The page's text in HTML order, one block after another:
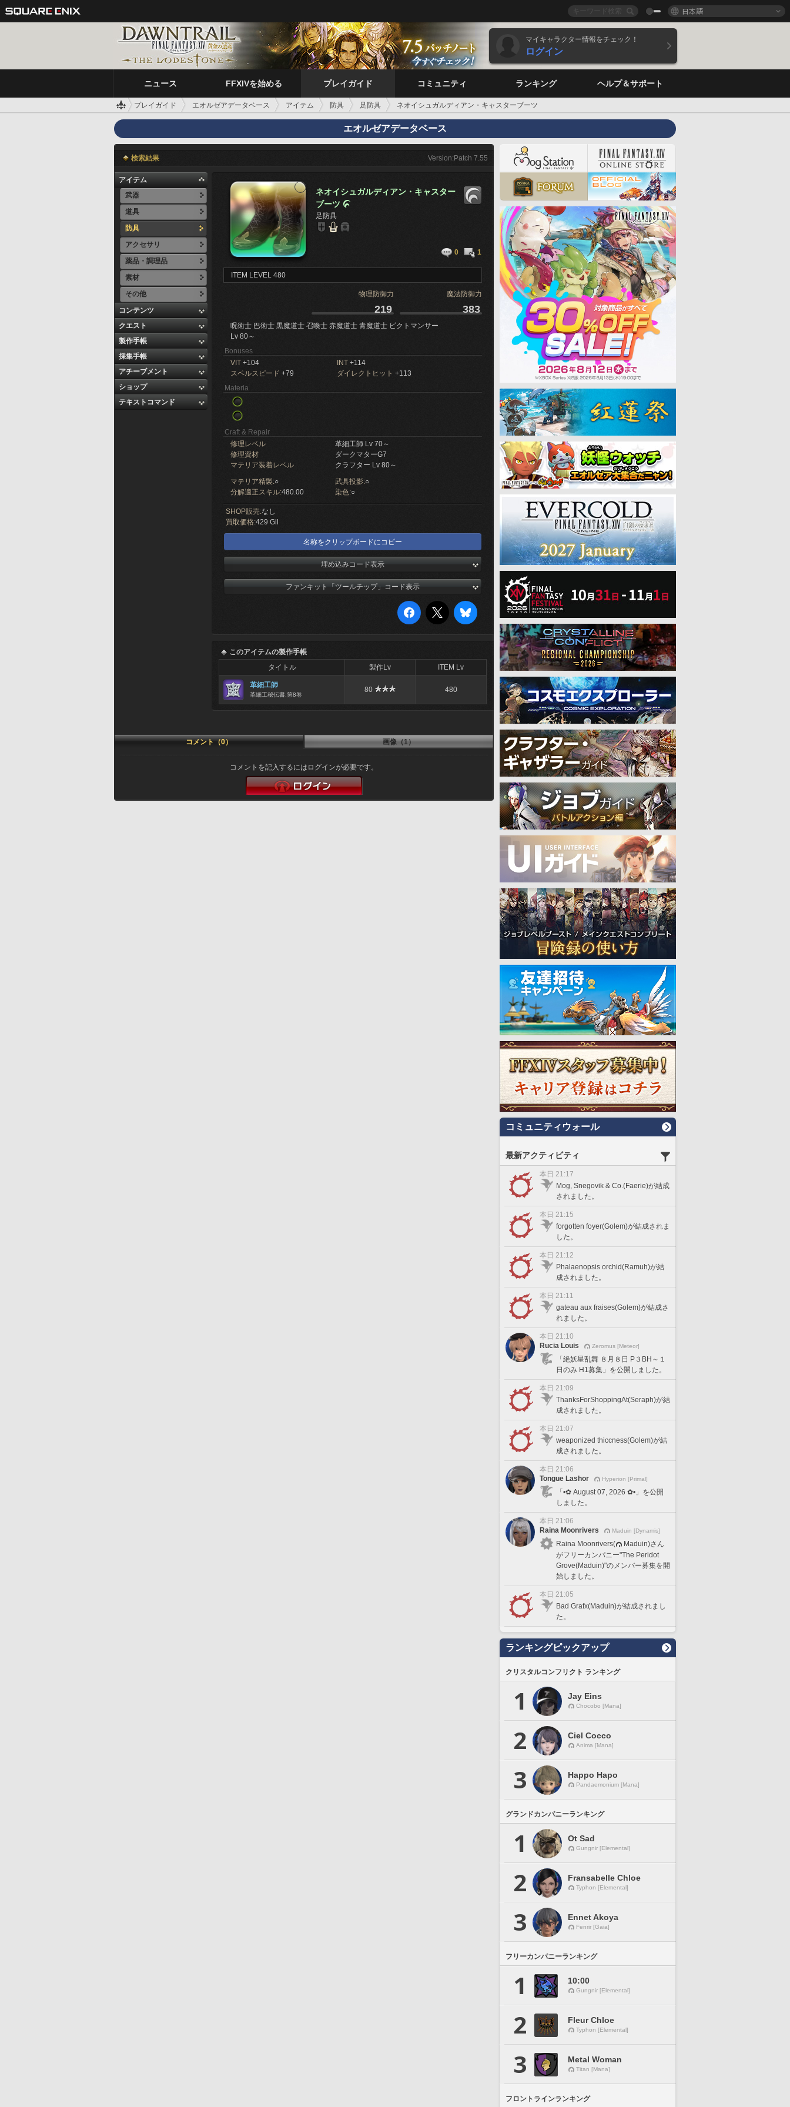
日本語
マイキャラクター情報をチェック！
ログイン
ニュース FFXIVを始める プレイガイド コミュニティ ランキング ヘルプ＆サポート
プレイガイド エオルゼアデータベース アイテム 防具 足防具 ネオイシュガルディアン・キャスターブーツ
エオルゼアデータベース
検索結果 Version:Patch 7.55
アイテム
武器
道具
防具
アクセサリ
薬品・調理品
素材
その他
コンテンツ
クエスト
製作手帳
採集手帳
アチーブメント
ショップ
テキストコマンド
ネオイシュガルディアン・キャスター
ブーツ 
足防具
0 1
ITEM LEVEL 480
物理防御力 魔法防御力
219 383
呪術士 巴術士 黒魔道士 召喚士 赤魔道士 青魔道士 ピクトマンサー
Lv 80～
Bonuses
VIT +104 INT +114
スペルスピード +79 ダイレクトヒット +113
Materia
Craft & Repair
修理レベル
革細工師 Lv 70～
修理資材
ダークマターG7
マテリア装着レベル
クラフター Lv 80～
マテリア精製:○ 武具投影:○
分解適正スキル:480.00 染色:○
SHOP販売:なし
買取価格:429 Gil
名称をクリップボードにコピー
埋め込みコード表示
ファンキット「ツールチップ」コード表示
このアイテムの製作手帳
タイトル
製作Lv ITEM Lv
革細工師
革細工秘伝書:第8巻
80 480
コメント（0） 画像（1）
コメントを記入するにはログインが必要です。
コミュニティウォール
最新アクティビティ
本日 21:17
Mog, Snegovik & Co.(Faerie)が結成
されました。
本日 21:15
forgotten foyer(Golem)が結成されま
した。
本日 21:12
Phalaenopsis orchid(Ramuh)が結
成されました。
本日 21:11
gateau aux fraises(Golem)が結成さ
れました。
本日 21:10
Rucia Louis
Zeromus [Meteor]
「絶妖星乱舞 ８月８日 P３BH～１
日のみ H1募集」を公開しました。
本日 21:09
ThanksForShoppingAt(Seraph)が結
成されました。
本日 21:07
weaponized thiccness(Golem)が結
成されました。
本日 21:06
Tongue Lashor
Hyperion [Primal]
「•✿ August 07, 2026 ✿•」を公開
しました。
本日 21:06
Raina Moonrivers
Maduin [Dynamis]
Raina Moonrivers(
Maduin)さん
がフリーカンパニー"The Peridot
Grove(Maduin)"のメンバー募集を開
始しました。
本日 21:05
Bad Grafx(Maduin)が結成されまし
た。
ランキングピックアップ
クリスタルコンフリクト ランキング
1 Jay Eins
Chocobo [Mana]
2 Ciel Cocco
Anima [Mana]
3 Happo Hapo
Pandaemonium [Mana]
グランドカンパニーランキング
1 Ot Sad
Gungnir [Elemental]
2 Fransabelle Chloe
Typhon [Elemental]
3 Ennet Akoya
Fenrir [Gaia]
フリーカンパニーランキング
1 10:00
Gungnir [Elemental]
2 Fleur Chloe
Typhon [Elemental]
3 Metal Woman
Titan [Mana]
フロントラインランキング